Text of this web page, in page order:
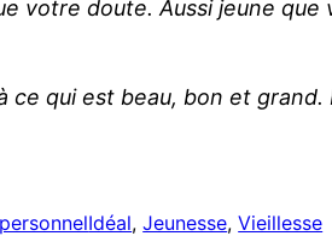
votre doute.Aussi jeune
ce qui est beau, bon et grand.
Idéal, Jeunesse, Vieillesse